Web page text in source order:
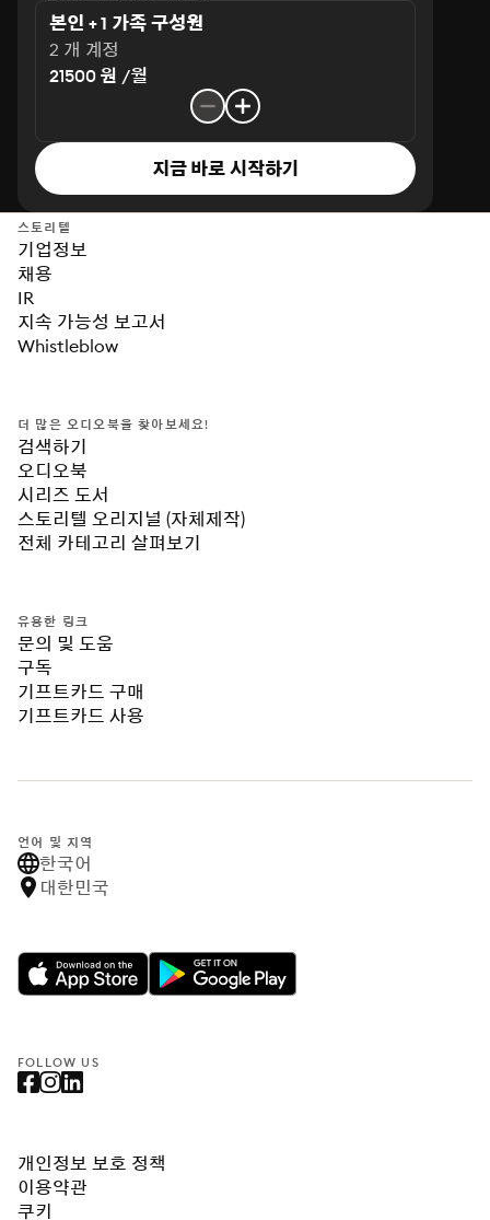
본인 + 1 가족 구성원
2 개 계정
21500 원 /월
지금 바로 시작하기
스토리텔
기업정보
채용
IR
지속 가능성 보고서
Whistleblow
더 많은 오디오북을 찾아보세요!
검색하기
오디오북
시리즈 도서
스토리텔 오리지널 (자체제작)
전체 카테고리 살펴보기
유용한 링크
문의 및 도움
구독
기프트카드 구매
기프트카드 사용
언어 및 지역
한국어
대한민국
FOLLOW US
개인정보 보호 정책
이용약관
쿠키